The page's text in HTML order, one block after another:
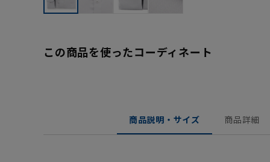
この商品を使ったコーディネート
商品説明・サイズ 商品詳細